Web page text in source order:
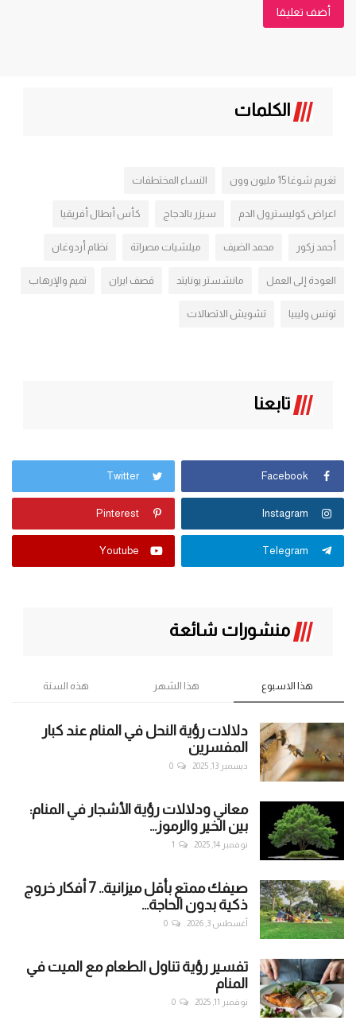
أضف تعليقا
الكلمات
تغريم شوغا 15 مليون وون النساء المختطفات
اعراض كوليسترول الدم سيزر بالدجاج كأس أبطال أفريقيا
أحمد زكور محمد الضيف ميلشيات مصراتة نظام أردوغان
العودة إلى العمل مانشستر يونايتد قصف ايران تميم والإرهاب
تونس وليبيا تشويش الاتصالات
تابعنا
Facebook
Twitter
Instagram
Pinterest
Telegram
Youtube
منشورات شائعة
هذا الاسبوع هذا الشهر هذه السنة
دلالات رؤية النحل في المنام عند كبار
المفسرين
ديسمبر 13, 2025 0
معاني ودلالات رؤية الأشجار في المنام:
بين الخير والرموز...
نوفمبر 14, 2025 1
صيفك ممتع بأقل ميزانية.. 7 أفكار خروج
ذكية بدون الحاجة...
أغسطس 3, 2026 0
تفسير رؤية تناول الطعام مع الميت في
المنام
نوفمبر 11, 2025 0